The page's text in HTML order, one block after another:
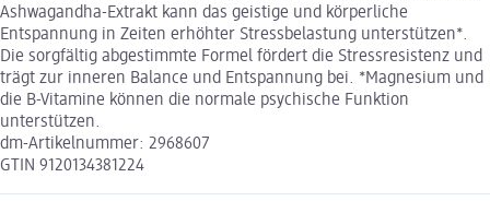
Ashwagandha-Extrakt kann das geistige und körperliche
Entspannung in Zeiten erhöhter Stressbelastung unterstützen*.
Die sorgfältig abgestimmte Formel fördert die Stressresistenz und
trägt zur inneren Balance und Entspannung bei. *Magnesium und
die B-Vitamine können die normale psychische Funktion
unterstützen.
dm-Artikelnummer: 2968607
GTIN 9120134381224